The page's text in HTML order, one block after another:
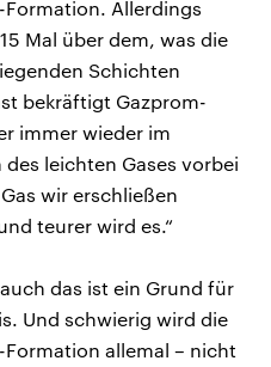
Allerdings
Mal über dem, was die
Schichten
bekräftigt Gazprom-
immer wieder im
leichten Gases vorbei
wir erschließen
teurer wird es.“
das ist ein Grund für
Und schwierig wird die
allemal – nicht